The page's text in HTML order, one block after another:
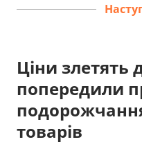
Ціни злетять
попередили
товарів